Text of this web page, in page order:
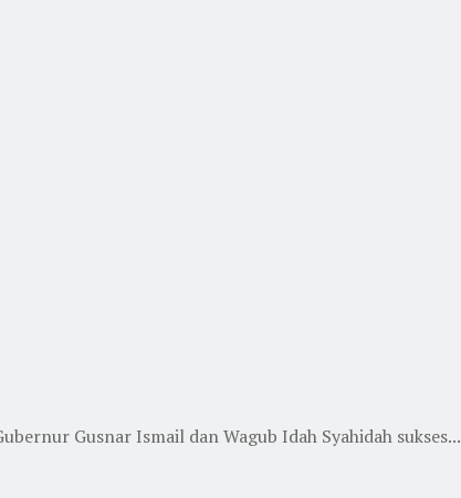
Gusnar Ismail dan Wagub Idah Syahidah sukses...